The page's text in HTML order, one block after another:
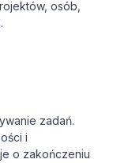
osób,
zadań.
i
o zakończeniu